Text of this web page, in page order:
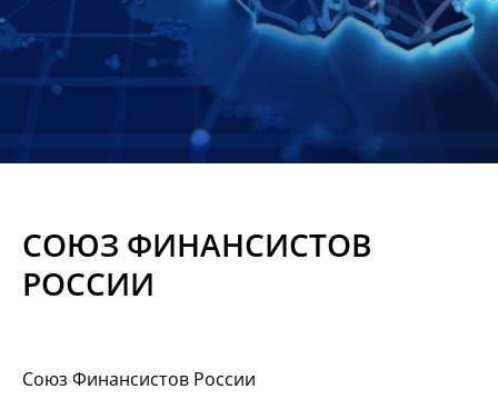
отчеты
Контакты
Материалы
СОЮЗ ФИНАНСИСТОВ
РОССИИ
Союз Финансистов России